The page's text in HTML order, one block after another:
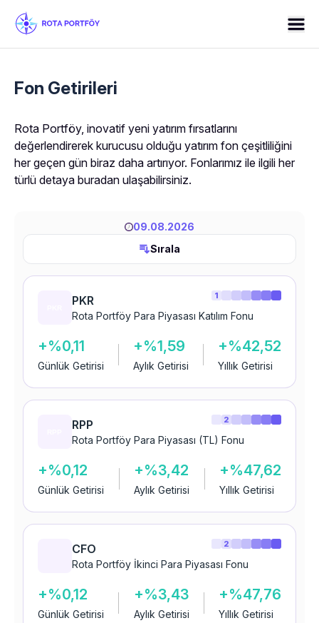
Fon Getirileri
Rota Portföy, inovatif yeni yatırım fırsatlarını
değerlendirerek kurucusu olduğu yatırım fon çeşitliliğini
her geçen gün biraz daha artırıyor. Fonlarımız ile ilgili her
türlü detaya buradan ulaşabilirsiniz.
09.08.2026
Sırala
PKR
Rota Portföy Para Piyasası Katılım Fonu
+%0,11
Günlük Getirisi
+%1,59
Aylık Getirisi
+%42,52
Yıllık Getirisi
1
RPP
Rota Portföy Para Piyasası (TL) Fonu
+%0,12
Günlük Getirisi
+%3,42
Aylık Getirisi
+%47,62
Yıllık Getirisi
2
CFO
Rota Portföy İkinci Para Piyasası Fonu
+%0,12
Günlük Getirisi
+%3,43
Aylık Getirisi
+%47,76
Yıllık Getirisi
2